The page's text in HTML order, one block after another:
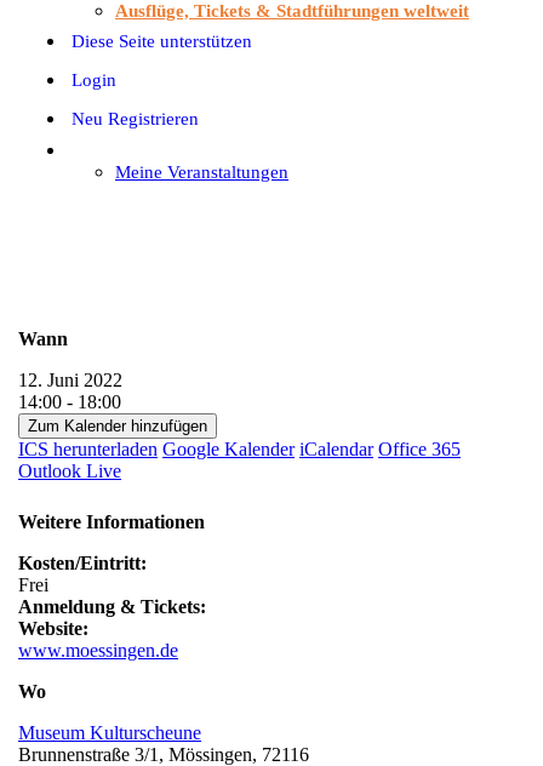
Ausflüge, Tickets & Stadtführungen weltweit
Diese Seite unterstützen
Login
Neu Registrieren
Meine Veranstaltungen
Wann
12. Juni 2022
14:00 - 18:00
Zum Kalender hinzufügen
ICS herunterladen Google Kalender iCalendar Office 365
Outlook Live
Weitere Informationen
Kosten/Eintritt:
Frei
Anmeldung & Tickets:
Website:
www.moessingen.de
Wo
Museum Kulturscheune
Brunnenstraße 3/1, Mössingen, 72116